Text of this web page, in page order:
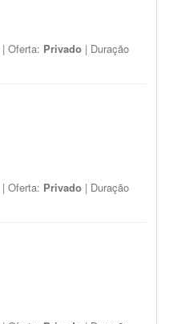
| Oferta: Privado | Duração
| Oferta: Privado | Duração